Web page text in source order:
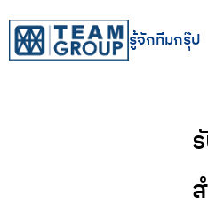
รู้จักทีมกรุ๊ป